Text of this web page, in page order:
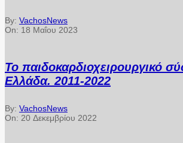
By: VachosNews
On: 18 Μαΐου 2023
Το παιδοκαρδιοχειρουργικό
Ελλάδα. 2011-2022
By: VachosNews
On: 20 Δεκεμβρίου 2022